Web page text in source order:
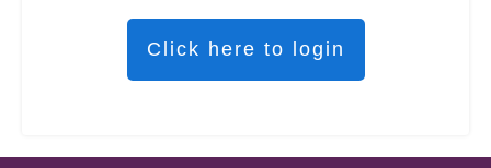
Click here to login